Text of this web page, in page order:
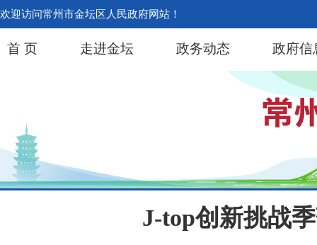
欢迎访问常州市金坛区人民政府网站！
首 页 走进金坛 政务动态 政府信
J-top创新挑战